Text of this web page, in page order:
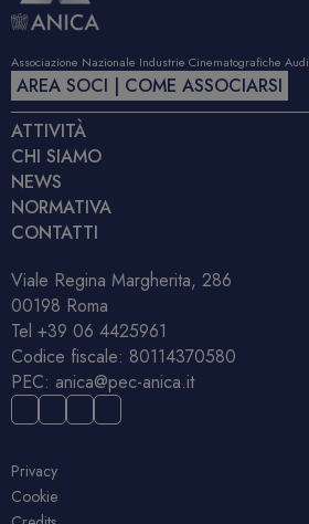
Associazione Nazionale Industrie Cinematografiche
AREA SOCI | COME ASSOCIARSI
ATTIVITÀ
CHI SIAMO
NEWS
NORMATIVA
CONTATTI
Viale Regina Margherita, 286
00198 Roma
Tel +39 06 4425961
Codice fiscale: 80114370580
PEC: anica@pec-anica.it
Privacy
Cookie